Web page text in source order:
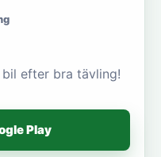
efter bra tävling!
Play